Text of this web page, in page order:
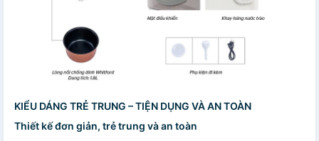
KIỂU DÁNG TRẺ TRUNG – TIỆN DỤNG VÀ AN TOÀN
Thiết kế đơn giản, trẻ trung và an toàn